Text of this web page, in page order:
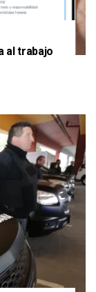
al trabajo